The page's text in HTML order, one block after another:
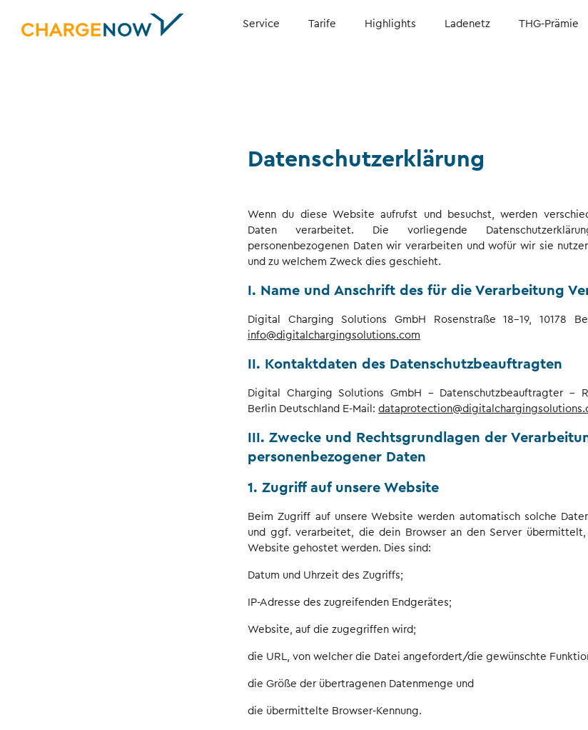
Service Tarife Highlights Ladenetz THG-Prämie
Datenschutzerklärung
Wenn du diese Website aufrufst und besuchst, werden
Daten verarbeitet. Die vorliegende
personenbezogenen Daten wir verarbeiten und wofür wir sie
und zu welchem Zweck dies geschieht.
I. Name und Anschrift des für die Verarbeitung
Digital Charging Solutions GmbH Rosenstraße 18-19, 10178
info@digitalchargingsolutions.com
II. Kontaktdaten des Datenschutzbeauftragten
Digital Charging Solutions GmbH - Datenschutzbeauftragter -
Berlin Deutschland E-Mail:
III. Zwecke und Rechtsgrundlagen der
personenbezogener Daten
1. Zugriff auf unsere Website
Beim Zugriff auf unsere Website werden automatisch solche
und ggf. verarbeitet, die dein Browser an den Server
Website gehostet werden. Dies sind:
Datum und Uhrzeit des Zugriffs;
IP-Adresse des zugreifenden Endgerätes;
Website, auf die zugegriffen wird;
die URL, von welcher die Datei angefordert/die gewünschte
die Größe der übertragenen Datenmenge und
die übermittelte Browser-Kennung.